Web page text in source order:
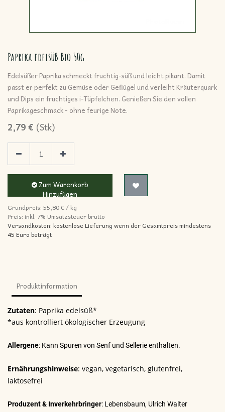
Paprika edelsüß Bio 50g
Edelsüßer Paprika schmeckt fruchtig-süß und leicht pikant. Damit
passt er perfekt zu Gemüse oder Geflügel und verleiht Kräuterquark
und Dips ein fruchtiges i-Tüpfelchen. Genießen Sie den vollen
Paprikageschmack - ohne feurige Note.
2,79€ (Stk)
Zum Warenkorb
Hinzufügen
Grundpreis: 55,80€/ kg
Preis: inkl. 7% Umsatzsteuer brutto
Versandkosten: kostenlose Lieferung wenn der Gesamtpreis mindestens
45 Euro beträgt
Produktinformation
Zutaten: Paprika edelsüß*
*aus kontrolliert ökologischer Erzeugung
Allergene: Kann Spuren von Senf und Sellerie enthalten.
Ernährungshinweise: vegan, vegetarisch, glutenfrei,
laktosefrei
Produzent & Inverkehrbringer: Lebensbaum, Ulrich Walter